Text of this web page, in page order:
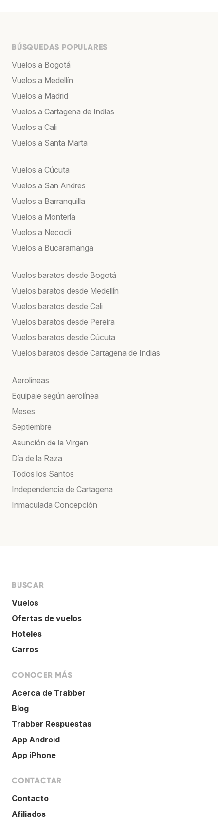
BÚSQUEDAS POPULARES
Vuelos a Bogotá
Vuelos a Medellín
Vuelos a Madrid
Vuelos a Cartagena de Indias
Vuelos a Cali
Vuelos a Santa Marta
Vuelos a Cúcuta
Vuelos a San Andres
Vuelos a Barranquilla
Vuelos a Montería
Vuelos a Necoclí
Vuelos a Bucaramanga
Vuelos baratos desde Bogotá
Vuelos baratos desde Medellín
Vuelos baratos desde Cali
Vuelos baratos desde Pereira
Vuelos baratos desde Cúcuta
Vuelos baratos desde Cartagena de Indias
Aerolíneas
Equipaje según aerolínea
Meses
Septiembre
Asunción de la Virgen
Día de la Raza
Todos los Santos
Independencia de Cartagena
Inmaculada Concepción
BUSCAR
Vuelos
Ofertas de vuelos
Hoteles
Carros
CONOCER MÁS
Acerca de Trabber
Blog
Trabber Respuestas
App Android
App iPhone
CONTACTAR
Contacto
Afiliados